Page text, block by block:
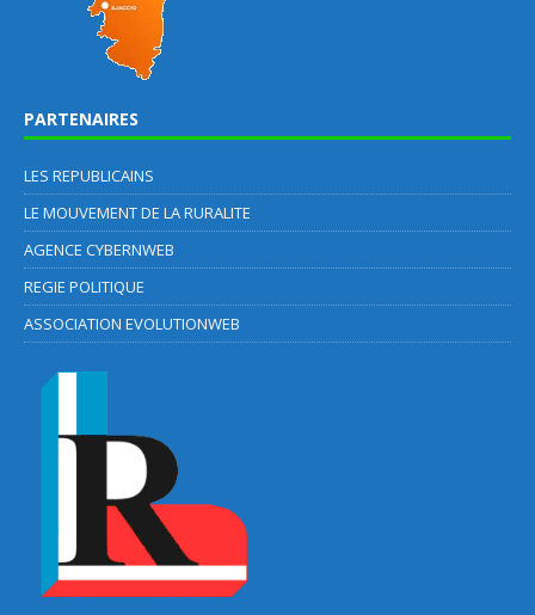
PARTENAIRES
LES REPUBLICAINS
LE MOUVEMENT DE LA RURALITE
AGENCE CYBERNWEB
REGIE POLITIQUE
ASSOCIATION EVOLUTIONWEB